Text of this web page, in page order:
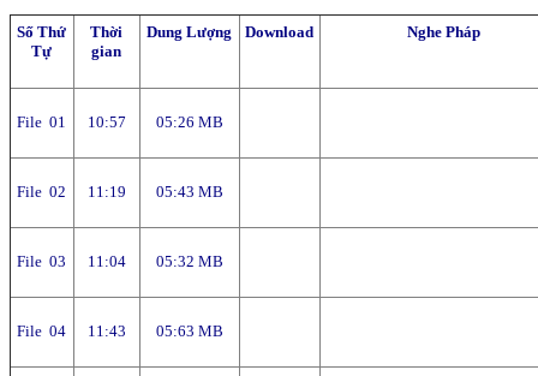
Số Thứ
Tự
Thời
gian
Dung Lượng Download Nghe Pháp
File 01 10:57 05:26 MB
File 02 11:19 05:43 MB
File 03 11:04 05:32 MB
File 04 11:43 05:63 MB